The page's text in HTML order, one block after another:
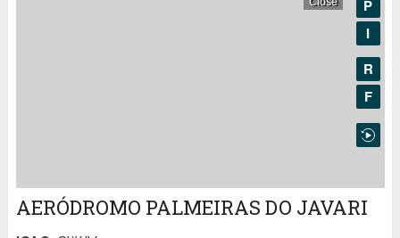
AERÓDROMO PALMEIRAS DO JAVARI